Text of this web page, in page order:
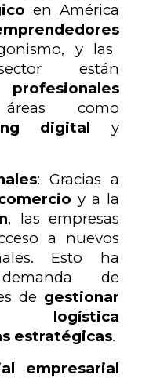
en América
y las
están
profesionales
como
digital y
: Gracias a
y a la
, las empresas
a nuevos
Esto ha
de
de gestionar
logística
estratégicas.
empresarial